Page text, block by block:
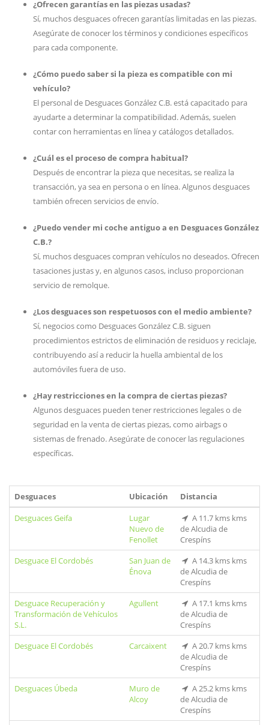
¿Ofrecen garantías en las piezas usadas?
Sí, muchos desguaces ofrecen garantías limitadas en las piezas.
Asegúrate de conocer los términos y condiciones específicos
para cada componente.
¿Cómo puedo saber si la pieza es compatible con mi
vehículo?
El personal de Desguaces González C.B. está capacitado para
ayudarte a determinar la compatibilidad. Además, suelen
contar con herramientas en línea y catálogos detallados.
¿Cuál es el proceso de compra habitual?
Después de encontrar la pieza que necesitas, se realiza la
transacción, ya sea en persona o en línea. Algunos desguaces
también ofrecen servicios de envío.
¿Puedo vender mi coche antiguo a en Desguaces González
C.B.?
Sí, muchos desguaces compran vehículos no deseados. Ofrecen
tasaciones justas y, en algunos casos, incluso proporcionan
servicio de remolque.
¿Los desguaces son respetuosos con el medio ambiente?
Sí, negocios como Desguaces González C.B. siguen
procedimientos estrictos de eliminación de residuos y reciclaje,
contribuyendo así a reducir la huella ambiental de los
automóviles fuera de uso.
¿Hay restricciones en la compra de ciertas piezas?
Algunos desguaces pueden tener restricciones legales o de
seguridad en la venta de ciertas piezas, como airbags o
sistemas de frenado. Asegúrate de conocer las regulaciones
específicas.
Desguaces Ubicación
Distancia
Desguaces Geifa
Lugar
Nuevo de
Fenollet
A 11.7 kms kms
de Alcudia de
Crespíns
Desguace El Cordobés
San Juan de
Énova
A 14.3 kms kms
de Alcudia de
Crespíns
Desguace Recuperación y
Transformación de Vehículos
S.L.
Agullent
A 17.1 kms kms
de Alcudia de
Crespíns
Desguace El Cordobés
Carcaixent
A 20.7 kms kms
de Alcudia de
Crespíns
Desguaces Úbeda
Muro de
Alcoy
A 25.2 kms kms
de Alcudia de
Crespíns